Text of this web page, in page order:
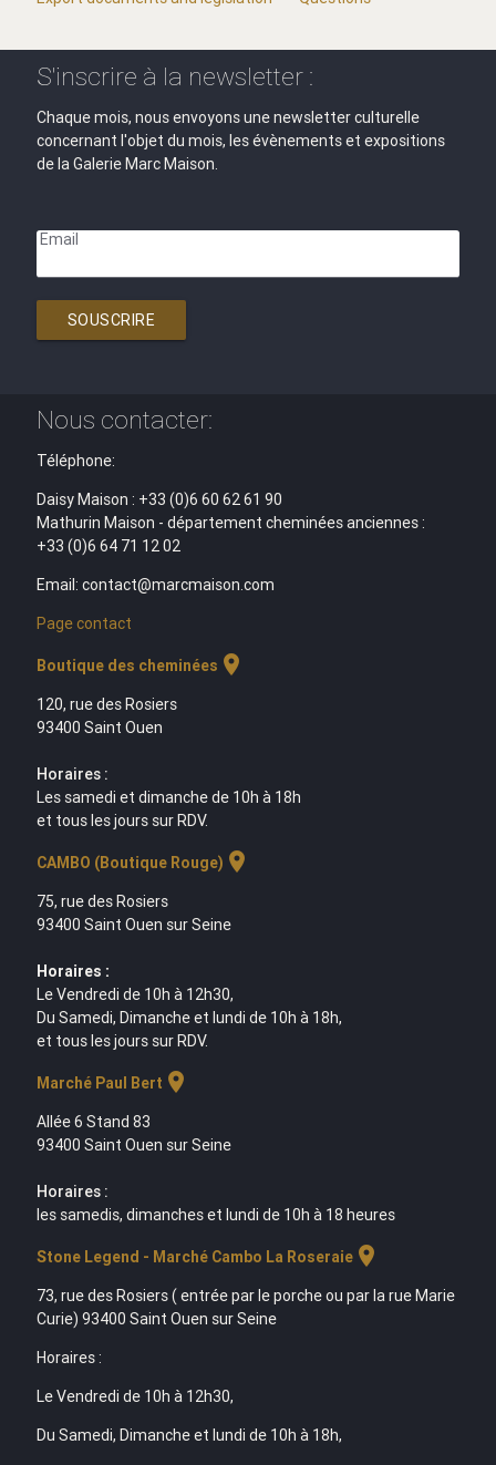
S'inscrire à la newsletter :
Chaque mois, nous envoyons une newsletter culturelle
concernant l'objet du mois, les évènements et expositions
de la Galerie Marc Maison.
Email
SOUSCRIRE
Nous contacter:
Téléphone:
Daisy Maison : +33 (0)6 60 62 61 90
Mathurin Maison - département cheminées anciennes :
+33 (0)6 64 71 12 02
Email: contact@marcmaison.com
Page contact
Boutique des cheminées location_on
120, rue des Rosiers
93400 Saint Ouen
Horaires :
Les samedi et dimanche de 10h à 18h
et tous les jours sur RDV.
CAMBO (Boutique Rouge) location_on
75, rue des Rosiers
93400 Saint Ouen sur Seine
Horaires :
Le Vendredi de 10h à 12h30,
Du Samedi, Dimanche et lundi de 10h à 18h,
et tous les jours sur RDV.
Marché Paul Bert location_on
Allée 6 Stand 83
93400 Saint Ouen sur Seine
Horaires :
les samedis, dimanches et lundi de 10h à 18 heures
Stone Legend - Marché Cambo La Roseraielocation_on
73, rue des Rosiers ( entrée par le porche ou par la rue Marie
Curie) 93400 Saint Ouen sur Seine
Horaires :
Le Vendredi de 10h à 12h30,
Du Samedi, Dimanche et lundi de 10h à 18h,